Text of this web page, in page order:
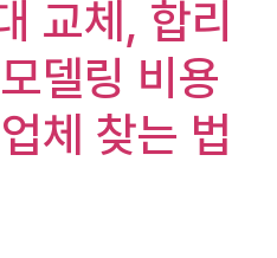
교체, 합리
델링 비용
체 찾는 법